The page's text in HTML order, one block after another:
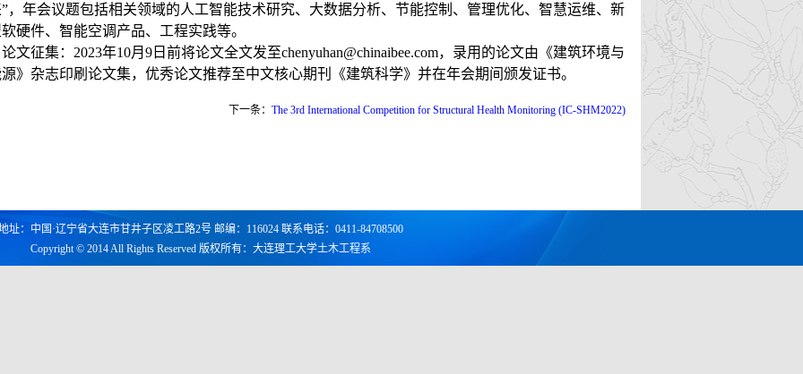
，年会议题包括相关领域的人工智能技术研究、大数据分析、节能控制、管理优化、智慧运维、新
硬件、智能空调产品、工程实践等。
论文征集： 2023年10月9日前将论文全文发至chenyuhan@chinaibee.com，录用的论文由《建筑环境与
》杂志印刷论文集，优秀论文推荐至中文核心期刊《建筑科学》并在年会期间颁发证书。
下一条： The 3rd International Competition for Structural Health Monitoring (IC-SHM2022)
址：中国·辽宁省大连市甘井子区凌工路2号 邮编：116024 联系电话：0411-84708500
Copyright © 2014 All Rights Reserved 版权所有：大连理工大学土木工程系